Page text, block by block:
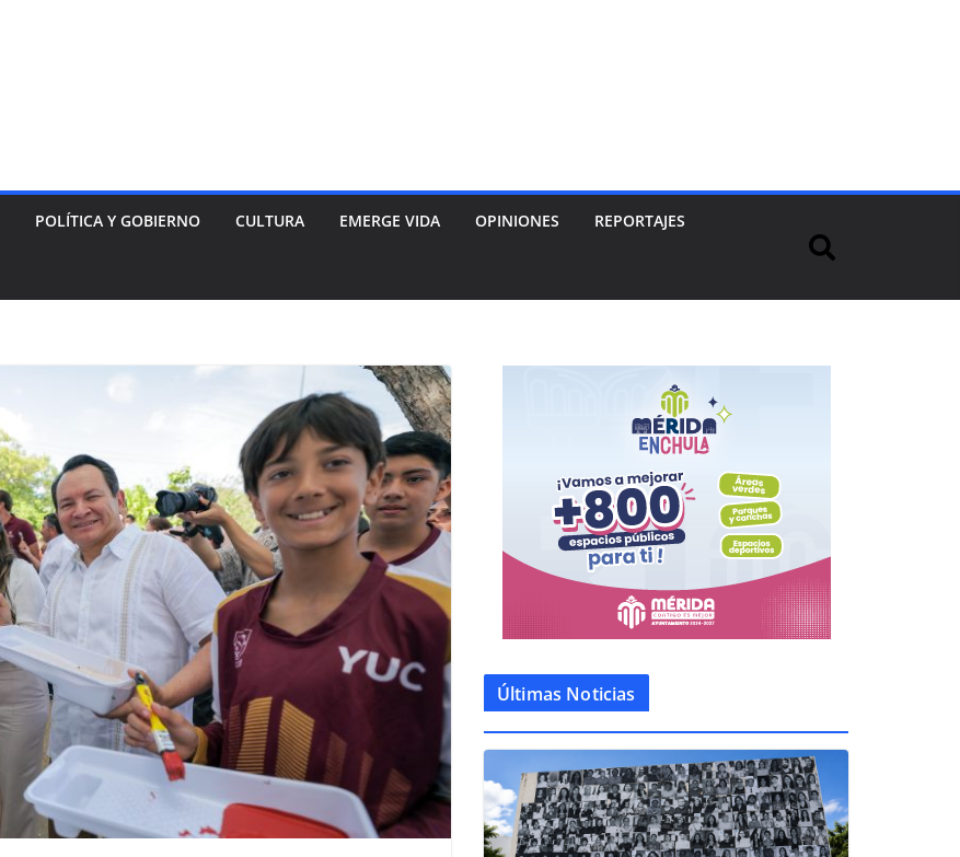
POLÍTICA Y GOBIERNO CULTURA EMERGE VIDA OPINIONES REPORTAJES
Últimas Noticias